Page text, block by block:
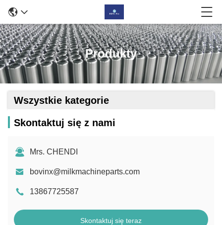
Produkty
Wszystkie kategorie
Skontaktuj się z nami
Mrs. CHENDI
bovinx@milkmachineparts.com
13867725587
Skontaktuj się teraz